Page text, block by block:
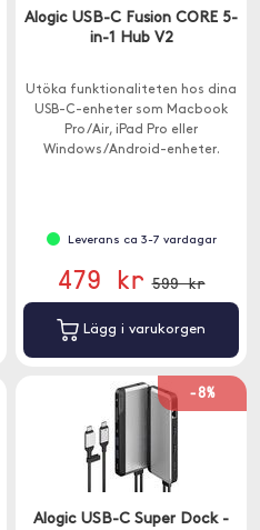
Alogic USB-C Fusion CORE 5-
in-1 Hub V2
Utöka funktionaliteten hos dina
USB-C-enheter som Macbook
Pro/Air, iPad Pro eller
Windows/Android-enheter.
Leverans ca 3-7 vardagar
479 kr 599 kr
Lägg i varukorgen
-8%
Alogic USB-C Super Dock -